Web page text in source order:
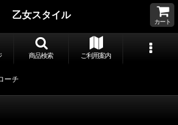
乙女スタイル
カート
商品検索 ご利用案内
ーチ